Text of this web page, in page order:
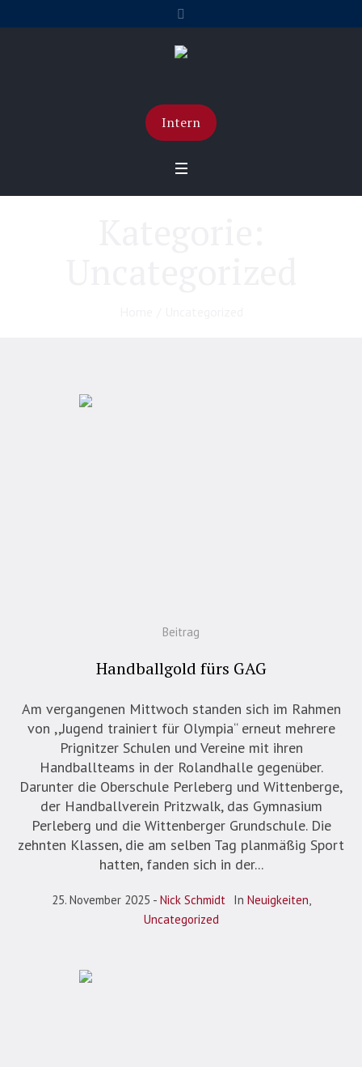
Intern
Beitrag
Handballgold fürs GAG
Am vergangenen Mittwoch standen sich im Rahmen
von ,,Jugend trainiert für Olympia“ erneut mehrere
Prignitzer Schulen und Vereine mit ihren
Handballteams in der Rolandhalle gegenüber.
Darunter die Oberschule Perleberg und Wittenberge,
der Handballverein Pritzwalk, das Gymnasium
Perleberg und die Wittenberger Grundschule. Die
zehnten Klassen, die am selben Tag planmäßig Sport
hatten, fanden sich in der...
25. November 2025 Nick Schmidt In Neuigkeiten,
Uncategorized